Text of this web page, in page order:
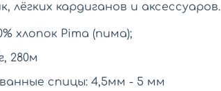
лёгких кардиганов и аксессуаров.
хлопок Pima (пима);
280м
спицы: 4,5мм - 5 мм